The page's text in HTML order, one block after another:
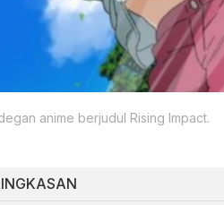
anime berjudul Rising Impact.